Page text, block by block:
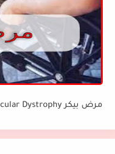
مرض بيكر Becker's Muscular Dystrophy: